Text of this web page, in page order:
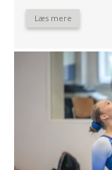
Læs mere